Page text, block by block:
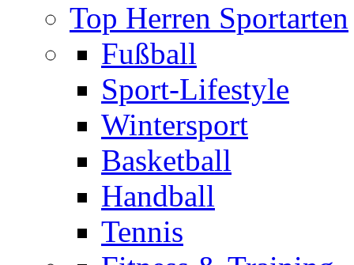
Top Herren Sportarten
Fußball
Sport-Lifestyle
Wintersport
Basketball
Handball
Tennis